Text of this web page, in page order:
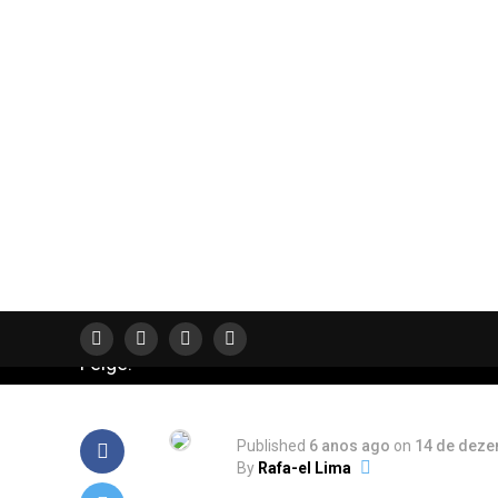
séries apresentadas no ‘Disney Investor Day’ por
Feige!
Published 6 anos ago on 14 de
By Rafa-el Lima